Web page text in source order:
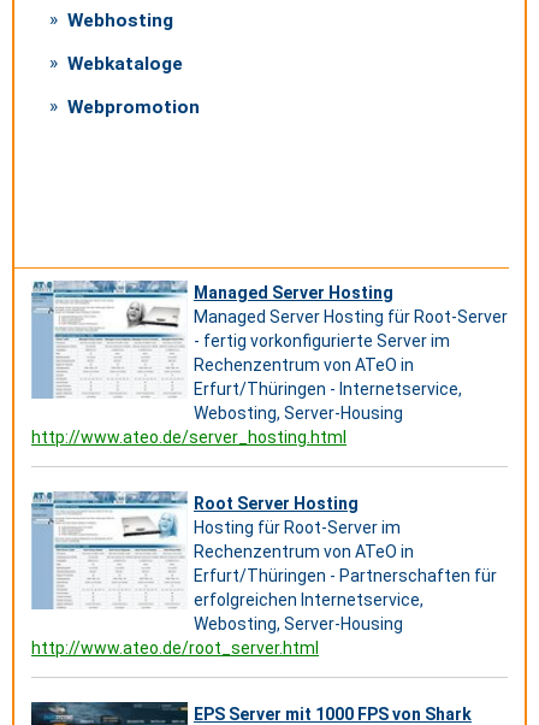
Webhosting
Webkataloge
Webpromotion
Managed Server Hosting
Managed Server Hosting für Root-Server
- fertig vorkonfigurierte Server im
Rechenzentrum von ATeO in
Erfurt/Thüringen - Internetservice,
Webosting, Server-Housing
http://www.ateo.de/server_hosting.html
Root Server Hosting
Hosting für Root-Server im
Rechenzentrum von ATeO in
Erfurt/Thüringen - Partnerschaften für
erfolgreichen Internetservice,
Webosting, Server-Housing
http://www.ateo.de/root_server.html
EPS Server mit 1000 FPS von Shark